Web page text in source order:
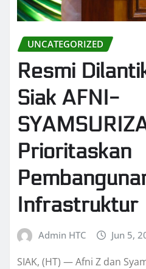
UNCATEGORIZED
Resmi
Siak AFNI-
Prioritaskan
Infrastruktur
Admin HTC Jun 5,
SIAK, (HT) — Afni Z dan